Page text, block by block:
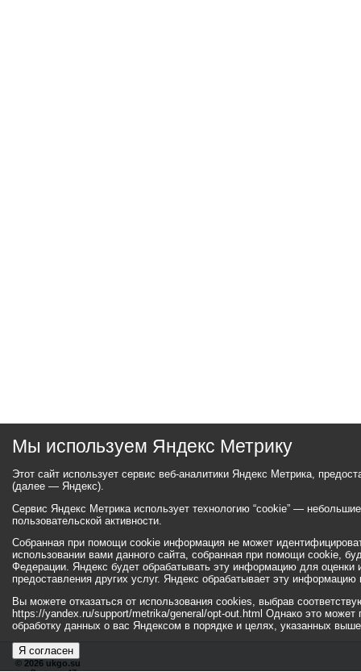
© 2026 ukgo.su
Мы используем Яндекс Метрику
Этот сайт использует сервис веб-аналитики Яндекс Метрика,
(далее — Яндекс).
Сервис Яндекс Метрика использует технологию “cookie” —
пользовательской активности.
Собранная при помощи cookie информация не может
использовании вами данного сайта, собранная при помощи cookie,
Федерации. Яндекс будет обрабатывать эту информацию для оценки
предоставления других услуг. Яндекс обрабатывает эту
Вы можете отказаться от использования cookies, выбрав
https://yandex.ru/support/metrika/general/opt-out.html Однако это может
обработку данных о вас Яндексом в порядке и целях, указанных
Я согласен